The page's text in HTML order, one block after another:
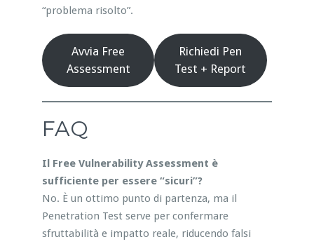
“problema risolto”.
Avvia Free
Assessment
Richiedi Pen
Test + Report
FAQ
Il Free Vulnerability Assessment è
sufficiente per essere “sicuri”?
No. È un ottimo punto di partenza, ma il
Penetration Test serve per confermare
sfruttabilità e impatto reale, riducendo falsi